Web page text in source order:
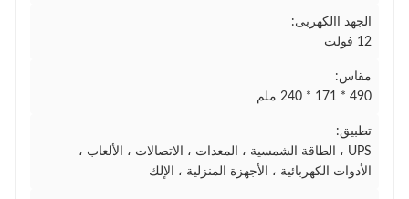
الجهد االكهربى:
12 فولت
مقاس:
490 * 171 * 240 ملم
تطبيق:
UPS ، الطاقة الشمسية ، المعدات ، الاتصالات ، الألعاب ،
الأدوات الكهربائية ، الأجهزة المنزلية ، الإلك